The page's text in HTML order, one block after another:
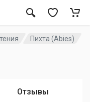
Пихта (Abies)
Отзывы